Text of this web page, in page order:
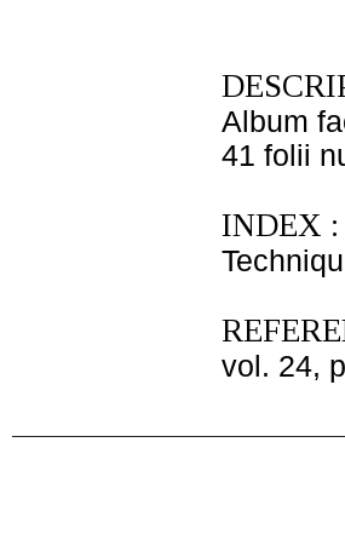
Album
41 folii
INDEX :
vol. 24,